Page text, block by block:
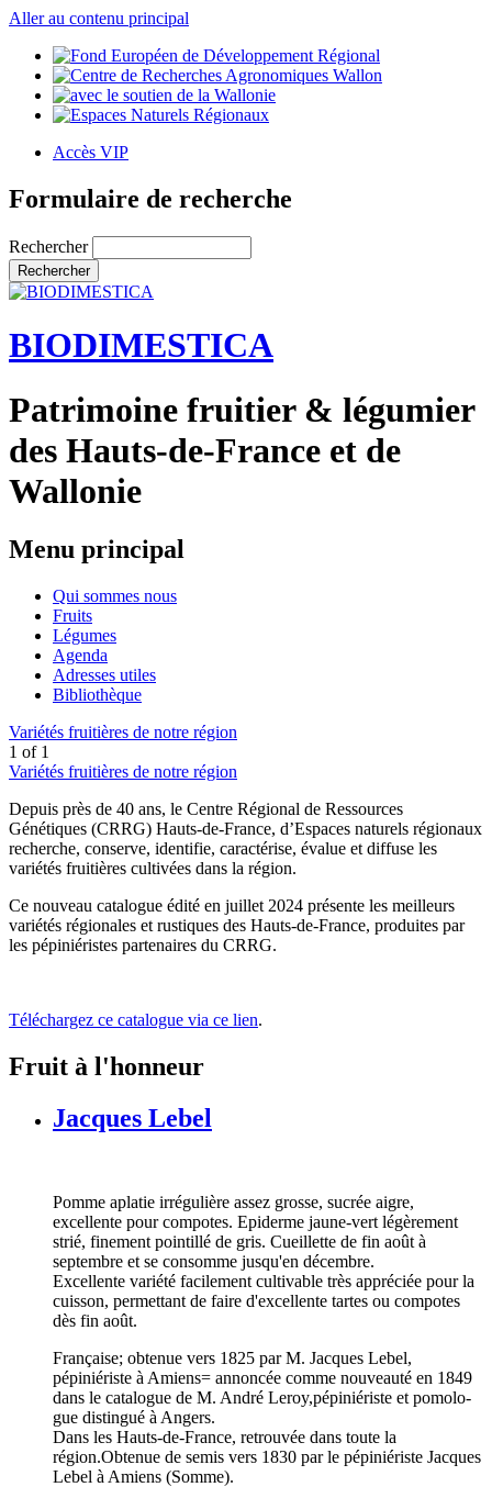
Aller au contenu principal
Accès VIP
Formulaire de recherche
Rechercher
BIODIMESTICA
Patrimoine fruitier & légumier
des Hauts-de-France et de
Wallonie
Menu principal
Qui sommes nous
Fruits
Légumes
Agenda
Adresses utiles
Bibliothèque
Variétés fruitières de notre région
1 of 1
Variétés fruitières de notre région
Depuis près de 40 ans, le Centre Régional de Ressources
Génétiques (CRRG) Hauts-de-France, d’Espaces naturels régionaux
recherche, conserve, identifie, caractérise, évalue et diffuse les
variétés fruitières cultivées dans la région.
Ce nouveau catalogue édité en juillet 2024 présente les meilleurs
variétés régionales et rustiques des Hauts-de-France, produites par
les pépiniéristes partenaires du CRRG.
Téléchargez ce catalogue via ce lien.
Fruit à l'honneur
Jacques Lebel
Pomme aplatie irrégulière assez grosse, sucrée aigre,
excellente pour compotes. Epiderme jaune-vert légèrement
strié, finement pointillé de gris. Cueillette de fin août à
septembre et se consomme jusqu'en décembre.
Excellente variété facilement cultivable très appréciée pour la
cuisson, permettant de faire d'excellente tartes ou compotes
dès fin août.
Française; obtenue vers 1825 par M. Jacques Lebel,
pépiniériste à Amiens= annoncée comme nouveauté en 1849
dans le catalogue de M. André Leroy,pépiniériste et pomolo-
gue distingué à Angers.
Dans les Hauts-de-France, retrouvée dans toute la
région.Obtenue de semis vers 1830 par le pépiniériste Jacques
Lebel à Amiens (Somme).